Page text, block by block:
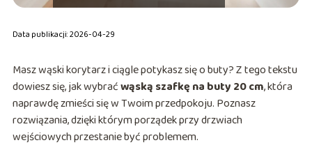
Data publikacji: 2026-04-29
Masz wąski korytarz i ciągle potykasz się o buty? Z tego tekstu
dowiesz się, jak wybraćwąską szafkę na buty 20 cm, która
naprawdę zmieści się w Twoim przedpokoju. Poznasz
rozwiązania, dzięki którym porządek przy drzwiach
wejściowych przestanie być problemem.